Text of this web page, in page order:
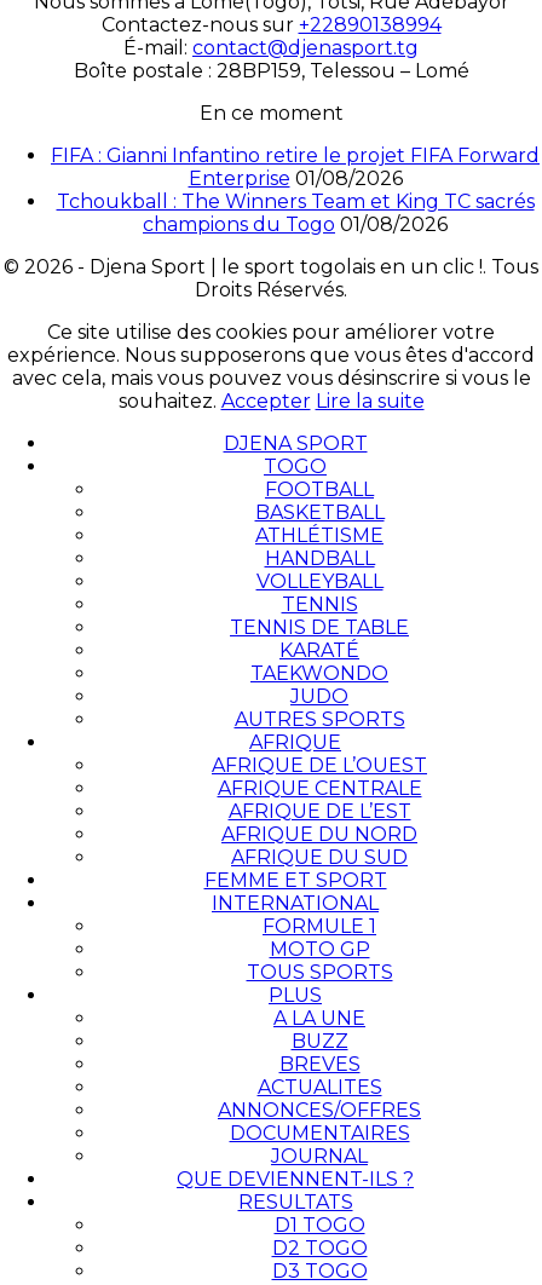
Contactez-nous sur +22890138994
É-mail: contact@djenasport.tg
Boîte postale : 28BP159, Telessou – Lomé
En ce moment
FIFA : Gianni Infantino retire le projet FIFA Forward
Enterprise 01/08/2026
Tchoukball : The Winners Team et King TC sacrés
champions du Togo 01/08/2026
© 2026 - Djena Sport | le sport togolais en un clic !. Tous
Droits Réservés.
Ce site utilise des cookies pour améliorer votre
expérience. Nous supposerons que vous êtes d'accord
avec cela, mais vous pouvez vous désinscrire si vous le
souhaitez. Accepter Lire la suite
DJENA SPORT
TOGO
FOOTBALL
BASKETBALL
ATHLÉTISME
HANDBALL
VOLLEYBALL
TENNIS
TENNIS DE TABLE
KARATÉ
TAEKWONDO
JUDO
AUTRES SPORTS
AFRIQUE
AFRIQUE DE L’OUEST
AFRIQUE CENTRALE
AFRIQUE DE L’EST
AFRIQUE DU NORD
AFRIQUE DU SUD
FEMME ET SPORT
INTERNATIONAL
FORMULE 1
MOTO GP
TOUS SPORTS
PLUS
A LA UNE
BUZZ
BREVES
ACTUALITES
ANNONCES/OFFRES
DOCUMENTAIRES
JOURNAL
QUE DEVIENNENT-ILS ?
RESULTATS
D1 TOGO
D2 TOGO
D3 TOGO